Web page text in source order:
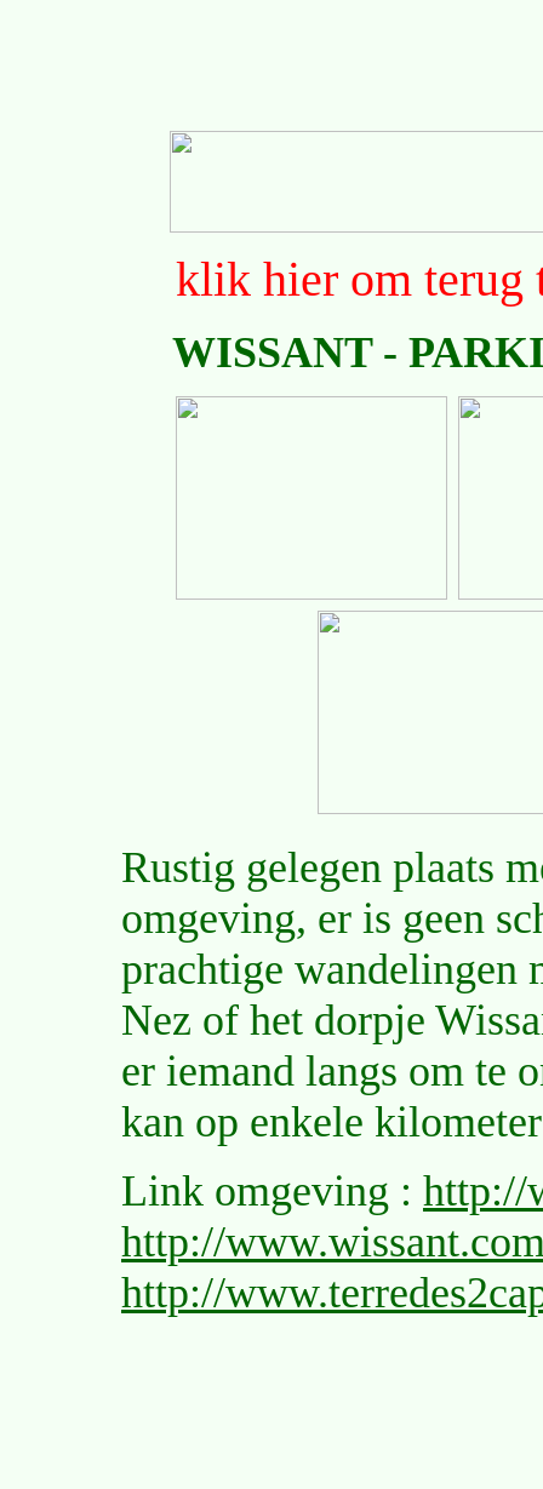
klik hier om terug
WISSANT -
Rustig gelegen plaats
omgeving, er is geen
prachtige wandelingen
Nez of het dorpje
er iemand langs om te
kan op enkele
Link omgeving : http://
http://
http://